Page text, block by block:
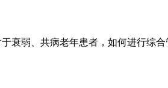
衰弱、共病老年患者，如何进行综合